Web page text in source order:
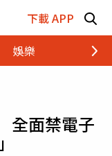
下載 APP
娛樂 財經
全面禁電子